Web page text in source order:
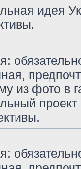
идея
из фото в